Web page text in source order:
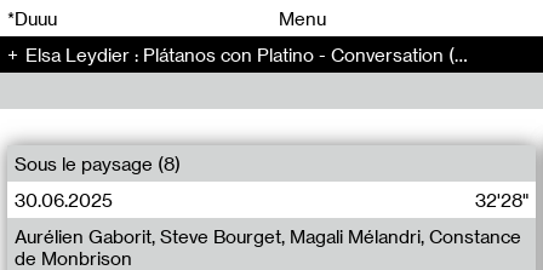
*Duuu
Menu
Elsa Leydier : Plátanos con Platino - Conversation (152)
Sous le paysage (8)
30.06.2025
32'28"
Aurélien Gaborit, Steve Bourget, Magali Mélandri, Constance
de Monbrison
00 00
00 00